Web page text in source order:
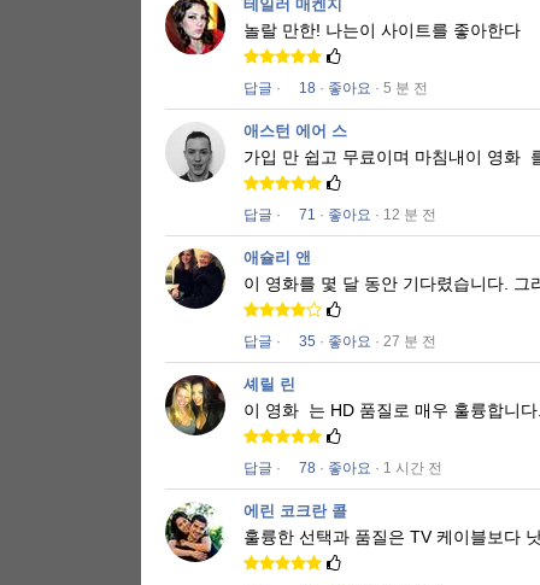
테일러 매켄지
놀랄 만한! 나는이 사이트를 좋아한다
답글 · 18 · 좋아요 · 5 분 전
애스턴 에어 스
가입 만 쉽고 무료이며 마침내이 영화
답글 · 71 · 좋아요 · 12 분 전
애슐리 앤
이 영화를 몇 달 동안 기다렸습니다. 그
답글 · 35 · 좋아요 · 27 분 전
셰릴 린
이 영화 는 HD 품질로 매우 훌륭합니다.
답글 · 78 · 좋아요 · 1 시간 전
에린 코크란 콜
훌륭한 선택과 품질은 TV 케이블보다